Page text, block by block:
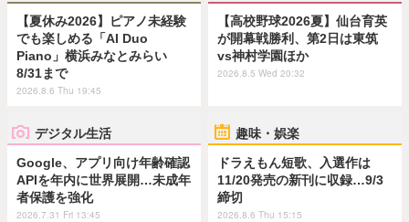
【夏休み2026】ピアノ未経験
でも楽しめる「AI Duo
Piano」横浜みなとみらい
8/31まで
2026.8.6 Thu 19:45
【高校野球2026夏】仙台育英
が開幕戦勝利、第2日は東筑
vs神村学園ほか
2026.8.5 Wed 20:32
デジタル生活
Google、アプリ向け年齢確認
APIを年内に世界展開…未成年
者保護を強化
2026.7.31 Fri 13:45
趣味・娯楽
ドラえもん短歌、入選作は
11/20発売の新刊に収録…9/3
締切
2026.8.6 Thu 15:15